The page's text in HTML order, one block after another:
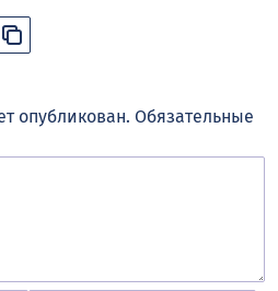
опубликован. Обязательные